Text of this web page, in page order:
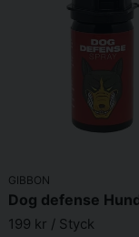
GIBBON
199 kr / Styck